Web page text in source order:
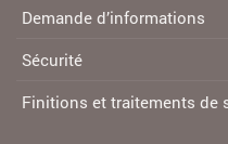
Demande d’informations
Sécurité
Finitions et traitements de